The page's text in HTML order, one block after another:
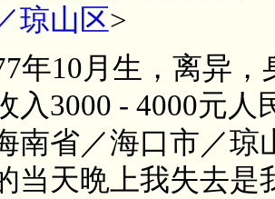
琼山区>
年10月生，离异
入3000 - 4000元
南省／海口市／
当天晩上我失去是